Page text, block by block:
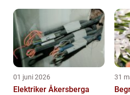
01 juni 2026
Elektriker Åkersberga
31